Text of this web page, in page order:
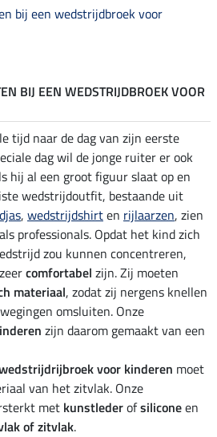
bij een wedstrijdbroek voor
BIJ EEN WEDSTRIJDBROEK VOOR
tijd naar de dag van zijn eerste
dag wil de jonge ruiter er ook
hij al een groot figuur slaat op en
wedstrijdoutfit, bestaande uit
, wedstrijdshirten rijlaarzen, zien
professionals. Opdat het kind zich
zou kunnen concentreren,
zeercomfortabel zijn. Zij moeten
materiaal, zodat zij nergens knellen
omsluiten. Onze
zijn daarom gemaakt van een
voor kinderen moet
van het zitvlak. Onze
met kunstlederofsiliconeen
of zitvlak.